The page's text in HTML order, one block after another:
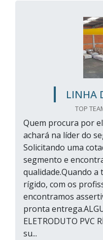
LINHA
TOP
Quem procura por
achará na líder do
Solicitando uma
segmento e
qualidade.Quando
rígido, com os
encontramos
pronta
ELETRODUTO PVC
su...